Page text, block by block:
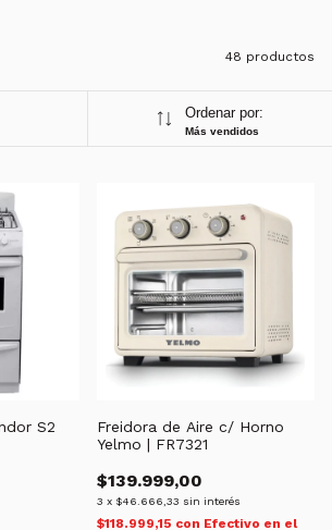
48 productos
Ordenar por:
Más vendidos
S2
Freidora de Aire c/ Horno
Yelmo | FR7321
$139.999,00
3 x $46.666,33 sin interés
$118.999,15 con Efectivo en el